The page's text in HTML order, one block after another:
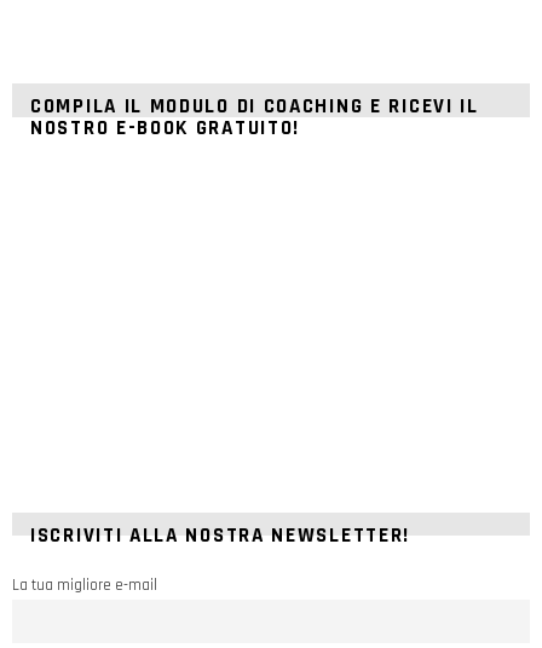
COMPILA IL MODULO DI COACHING E RICEVI IL
NOSTRO E-BOOK GRATUITO!
ISCRIVITI ALLA NOSTRA NEWSLETTER!
La tua migliore e-mail